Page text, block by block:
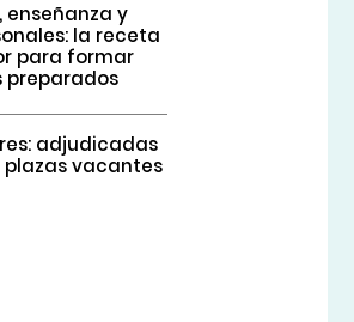
y
la receta
para formar
preparados
adjudicadas
plazas vacantes